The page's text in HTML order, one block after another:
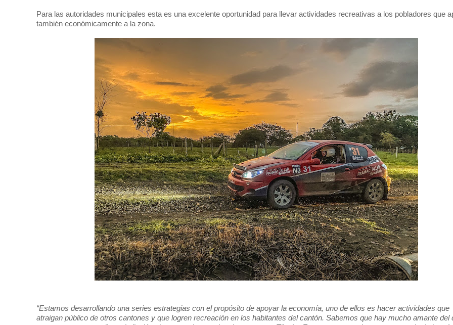
Para las autoridades municipales esta es una excelente oportunidad para llevar actividades recreativas a los pobladores que
también económicamente a la zona.
“Estamos desarrollando una series estrategias con el propósito de apoyar la economía, uno de ellos es hacer actividades que
atraigan público de otros cantones y que logren recreación en los habitantes del cantón. Sabemos que hay mucho amante del